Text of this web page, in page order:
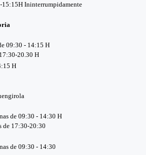
15:15H Ininterrumpidamente
09:30 - 14:15 H
17:30-20.30 H
H
de 09:30 - 14:30 H
de 17:30-20:30
de 09:30 - 14:30